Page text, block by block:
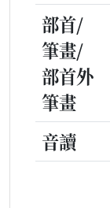
部首/
筆畫/
部首外
筆畫
音讀